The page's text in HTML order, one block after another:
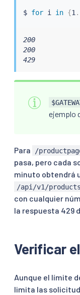
$ for i in {1
200
200
429
ejemplo
Para /
pasa, pero cada
minuto obtendrá
/api/v1/
con cualquier
la respuesta 429
Verificar
Aunque el límite
limita las